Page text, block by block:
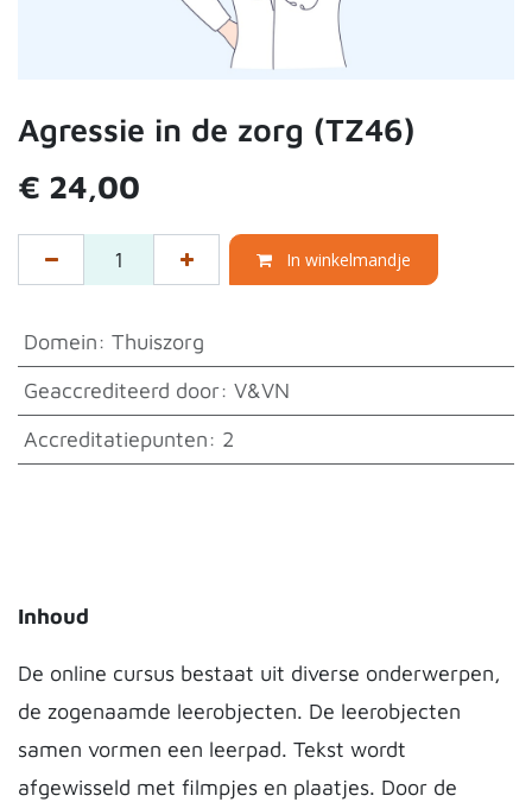
Agressie in de zorg (TZ46)
€ 24,00
In winkelmandje
Domein: Thuiszorg
Geaccrediteerd door: V&VN
Accreditatiepunten: 2
Inhoud
De online cursus bestaat uit diverse onderwerpen,
de zogenaamde leerobjecten. De leerobjecten
samen vormen een leerpad. Tekst wordt
afgewisseld met filmpjes en plaatjes. Door de